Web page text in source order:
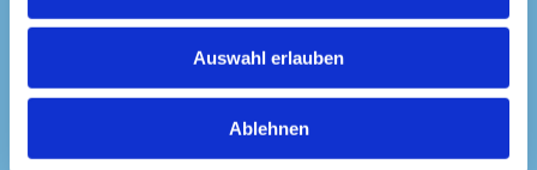
Auswahl erlauben
Ablehnen